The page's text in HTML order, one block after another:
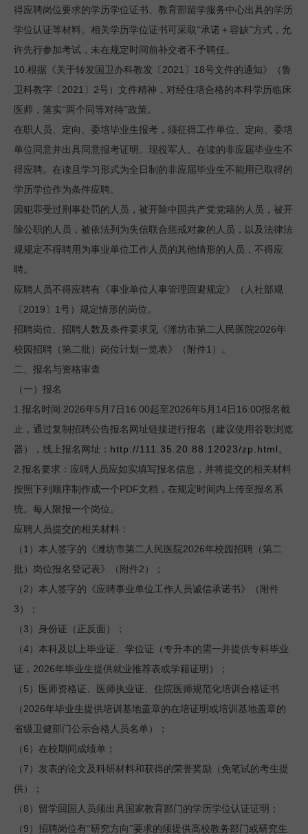
得应聘岗位要求的学历学位证书、教育部留学服务中心出具的学历
学位认证等材料。相关学历学位证书可采取“承诺＋容缺”方式，允
许先行参加考试，未在规定时间前补交者不予聘任。
10. 根据《关于转发国卫办科教发〔 2021 〕 18号文件的通知》（鲁
卫科教字〔 2021 〕 2号）文件精神，对经住培合格的本科学历临床
医师，落实“两个同等对待”政策。
在职人员、定向、委培毕业生报考，须征得工作单位、定向、委培
单位同意并出具同意报考证明。现役军人、在读的非应届毕业生不
得应聘。在读且学习形式为全日制的非应届毕业生不能用已取得的
学历学位作为条件应聘。
因犯罪受过刑事处罚的人员，被开除中国共产党党籍的人员，被开
除公职的人员，被依法列为失信联合惩戒对象的人员，以及法律法
规规定不得聘用为事业单位工作人员的其他情形的人员，不得应
聘。
应聘人员不得应聘有《事业单位人事管理回避规定》（人社部规
〔 2019 〕 1 号）规定情形的岗位。
招聘岗位、招聘人数及条件要求见《潍坊市第二人民医院2026年
校园招聘（第二批）岗位计划一览表》（附件1 ）。
二、报名与资格审查
（一）报名
1. 报名时间 :2026年5 月 7 日 16:00起至 2026年5 月 14 日 16:00报名截
止，通过复制招聘公告报名网址链接进行报名（建议使用谷歌浏览
器），线上报名网址： http://111.35.20.88:12023/zp.html 。
2. 报名要求：应聘人员应如实填写报名信息，并将提交的相关材料
按照下列顺序制作成一个PDF文档，在规定时间内上传至报名系
统。每人限报一个岗位。
应聘人员提交的相关材料：
（ 1 ）本人签字的《潍坊市第二人民医院2026年校园招聘（第二
批）岗位报名登记表》
（附件2 ）
；
（ 2 ）本人签字的《应聘事业单位工作人员诚信承诺书》（ 附件
3 ）；
（ 3 ）身份证（正反面）；
（4）本科及以上毕业证、学位证（专升本的需一并提供专科毕业
证， 2026年毕业生提供就业推荐表或学籍证明）；
（ 5 ）医师资格证、医师执业证、住院医师规范化培训合格证书
（ 2026年毕业生提供培训基地盖章的在培证明或培训基地盖章的
省级卫健部门公示合格人员名单）；
（ 6 ）在校期间成绩单；
（ 7 ）发表的论文及科研材料和获得的荣誉奖励 （免笔试的考生提
供）
；
（ 8 ）留学回国人员须出具国家教育部门的学历学位认证证明；
（ 9 ）招聘岗位有“研究方向”要求的须提供高校教务部门或研究生